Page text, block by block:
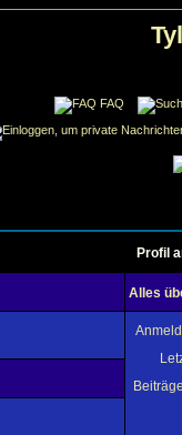
FAQ
Profil
Alles